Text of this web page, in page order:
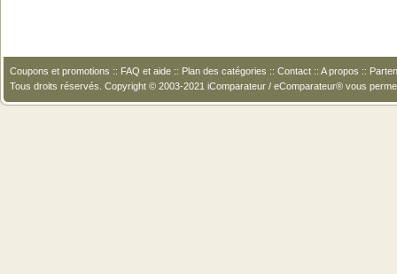
Coupons et promotions :: FAQ et aide :: Plan des catégories :: Contact :: A propos ::
Tous droits réservés. Copyright © 2003-2021 iComparateur / eComparateur® vous